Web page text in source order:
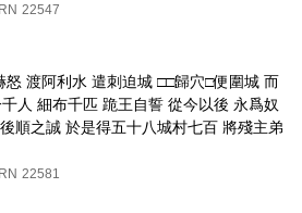
22547
怒 渡阿利水 遣刺迫城 □□歸穴□便圍城 而
人 細布千匹 跪王自誓 從今以後 永爲奴
順之誠 於是得五十八城村七百 將殘主弟
22581